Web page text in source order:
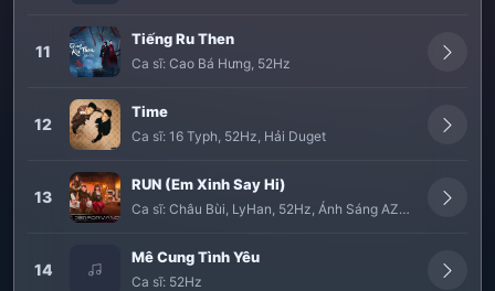
11
Tiếng Ru Then
Ca sĩ: Cao Bá Hưng, 52Hz
12
Time
Ca sĩ: 16 Typh, 52Hz, Hải Duget
13
RUN (Em Xinh Say Hi)
Ca sĩ: Châu Bùi, LyHan, 52Hz, Ánh Sáng AZA , Yeolan
14
Mê Cung Tình Yêu
Ca sĩ: 52Hz